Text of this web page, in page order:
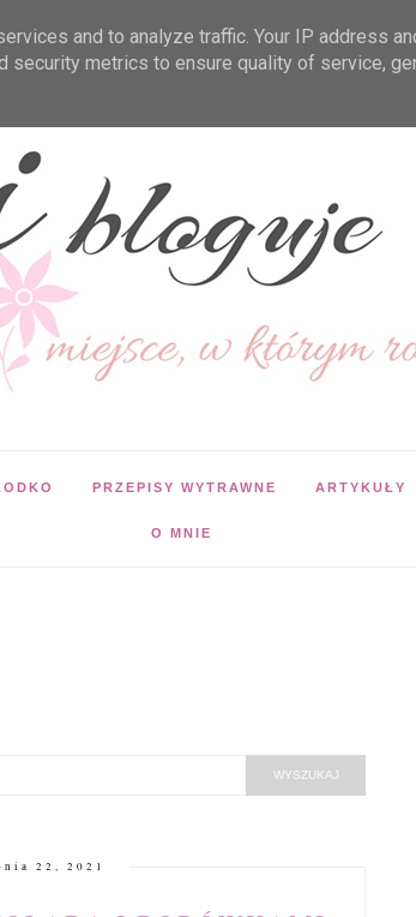
PRZEPISY WYTRAWNE ARTYKUŁY
O MNIE
22, 2021
and to analyze traffic. Your IP address
security metrics to ensure quality of service,